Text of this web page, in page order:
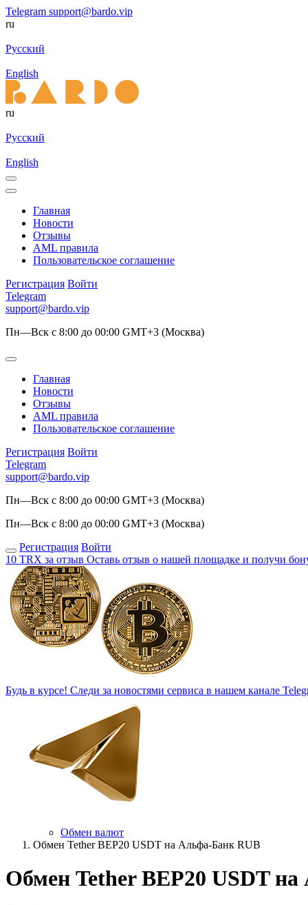
Telegram support@bardo.vip
ru
Русский
English
ru
Русский
English
Главная
Новости
Отзывы
AML правила
Пользовательское соглашение
Регистрация Войти
Telegram
support@bardo.vip
Пн—Вск с 8:00 до 00:00 GMT+3 (Москва)
Главная
Новости
Отзывы
AML правила
Пользовательское соглашение
Регистрация Войти
Telegram
support@bardo.vip
Пн—Вск с 8:00 до 00:00 GMT+3 (Москва)
Пн—Вск с 8:00 до 00:00 GMT+3 (Москва)
Регистрация Войти
10 TRX за отзыв Оставь отзыв о нашей площадке и получи
Будь в курсе! Следи за новостями сервиса в нашем канале
Обмен валют
Обмен Tether BEP20 USDT на Альфа-Банк RUB
Обмен Tether BEP20 USDT